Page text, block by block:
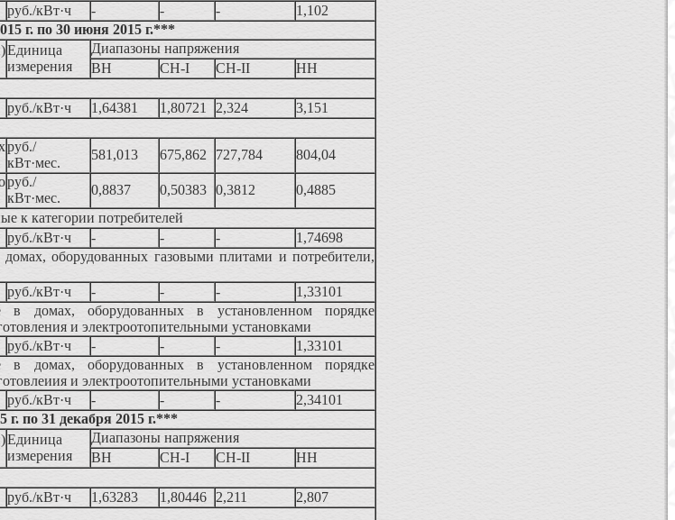
руб./кВт·ч - - -
1,102
г. по 30 июня 2015 г.***
Единица
измерения
Диапазоны напряжения
ВН
СН-I СН-II
НН
руб./кВт·ч 1,64381 1,80721 2,324
3,151
руб./
кВт·мес.
581,013 675,862 727,784 804,04
руб./
кВт·мес.
0,8837 0,50383 0,3812
0,4885
к категории потребителей
руб./кВт·ч - - -
1,74698
оборудованных газовыми плитами и потребители,
руб./кВт·ч - - -
1,33101
в домах, оборудованных в установленном порядке
и электроотопительными установками
руб./кВт·ч - - -
1,33101
в домах, оборудованных в установленном порядке
и электроотопительными установками
руб./кВт·ч - - -
2,34101
г. по 31 декабря 2015 г.***
Единица
измерения
Диапазоны напряжения
ВН
СН-I СН-II
НН
руб./кВт·ч 1,63283 1,80446 2,211
2,807